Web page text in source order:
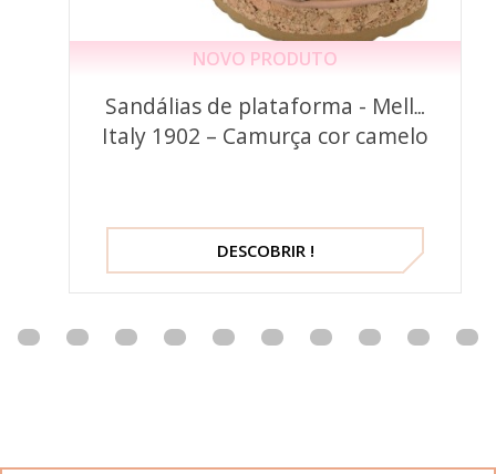
NOVO PRODUTO
Sandálias de plataforma - Mella
Italy 1902 – Camurça cor camelo
DESCOBRIR !